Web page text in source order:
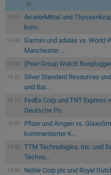
AI...
16:50
ArcelorMittal und
kom...
16:40
Garmin und adidas vs. World
Manchester ...
16:30 (Peer Group Watch
16:20
Silver Standard Resources
und Bar...
16:10
FedEx Corp und TNT
Deutsche Po...
16:00
Pfizer und Amgen vs.
kommentierter K...
15:50
TTM Technologies, Inc. und
Techno...
15:40
Noble Corp plc und Royal